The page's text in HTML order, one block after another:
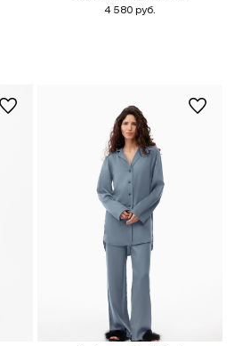
4 580 руб.